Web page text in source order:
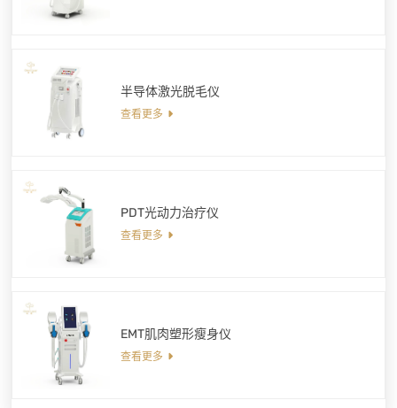
半导体激光脱毛仪
查看更多
PDT光动力治疗仪
查看更多
EMT肌肉塑形瘦身仪
查看更多